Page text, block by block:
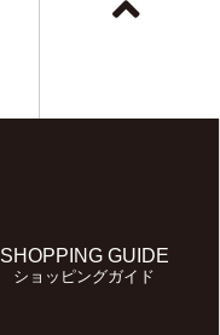
SHOPPING GUIDE
ショッピングガイド